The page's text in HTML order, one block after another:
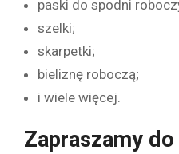
paski do spodni
szelki;
skarpetki;
bieliznę roboczą;
i wiele więcej.
Zapraszamy